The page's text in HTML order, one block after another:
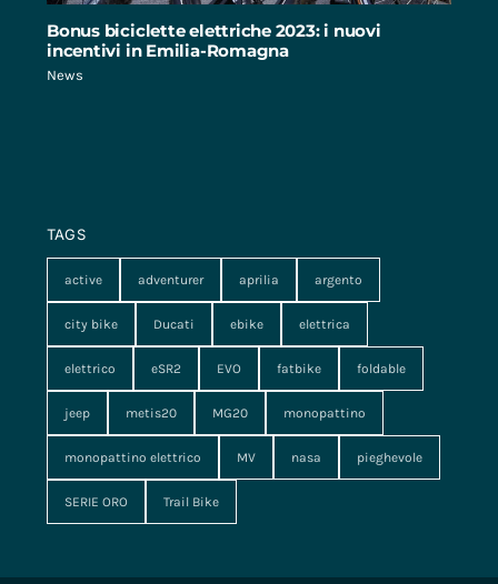
Bonus biciclette elettriche 2023: i nuovi
incentivi in Emilia-Romagna
News
TAGS
active adventurer aprilia argento
city bike Ducati ebike elettrica
elettrico eSR2 EVO fatbike foldable
jeep metis20 MG20 monopattino
monopattino elettrico MV nasa pieghevole
SERIE ORO Trail Bike